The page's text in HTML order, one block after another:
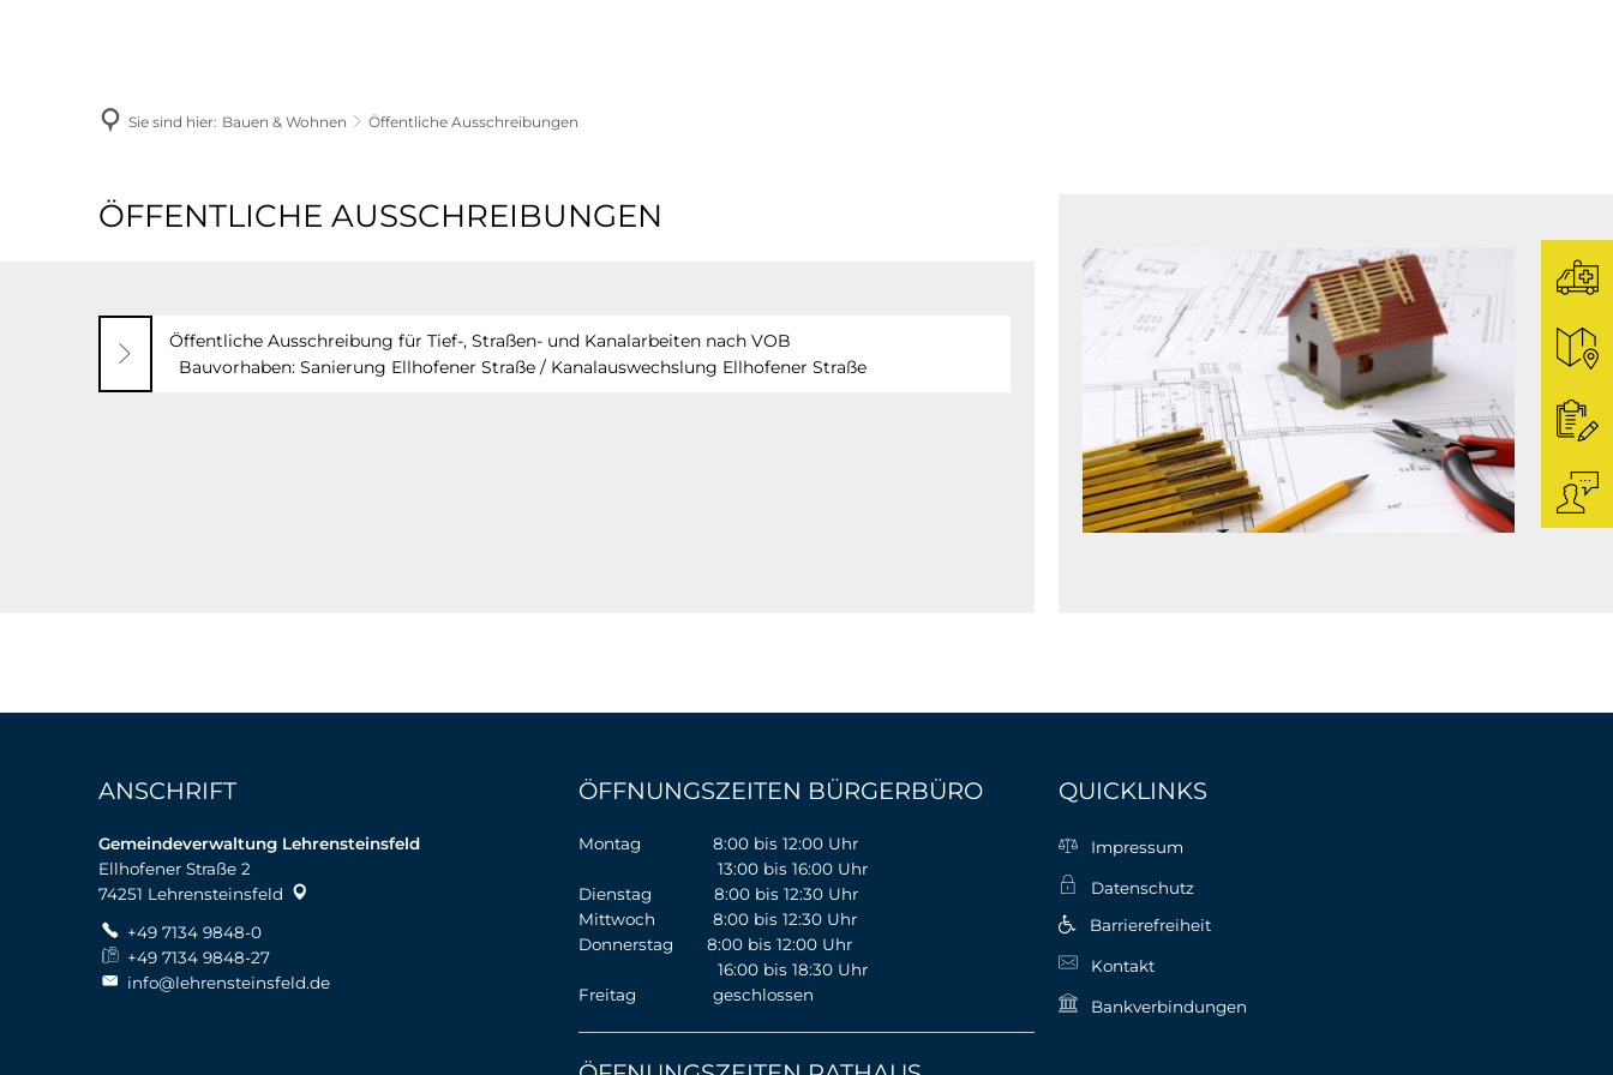
Sie sind hier: Bauen & Wohnen Öffentliche Ausschreibungen
Öffentliche
ÖFFENTLICHE AUSSCHREIBUNGEN
Öffentliche Ausschreibung für Tief-, Straßen- und Kanalarbeiten nach VOB
Bauvorhaben: Sanierung Ellhofener Straße / Kanalauswechslung Ellhofener Straße
ANSCHRIFT
Gemeindeverwaltung Lehrensteinsfeld
Ellhofener Straße 2
74251 Lehrensteinsfeld
+49 7134 9848-0
+49 7134 9848-27
info@lehrensteinsfeld.de
ÖFFNUNGSZEITEN BÜRGERBÜRO
Montag 8:00 bis 12:00 Uhr
13:00 bis 16:00 Uhr
Dienstag 8:00 bis 12:30 Uhr
Mittwoch 8:00 bis 12:30 Uhr
Donnerstag 8:00 bis 12:00 Uhr
16:00 bis 18:30 Uhr
Freitag geschlossen
QUICKLINKS
Impressum
Datenschutz
Barrierefreiheit
Kontakt
Bankverbindungen